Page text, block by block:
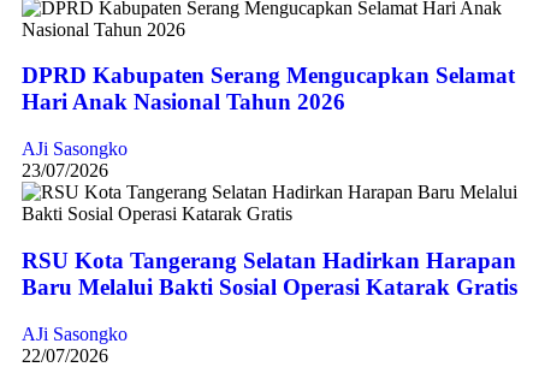
DPRD Kabupaten Serang Mengucapkan Selamat
Hari Anak Nasional Tahun 2026
AJi Sasongko
23/07/2026
RSU Kota Tangerang Selatan Hadirkan Harapan
Baru Melalui Bakti Sosial Operasi Katarak Gratis
AJi Sasongko
22/07/2026